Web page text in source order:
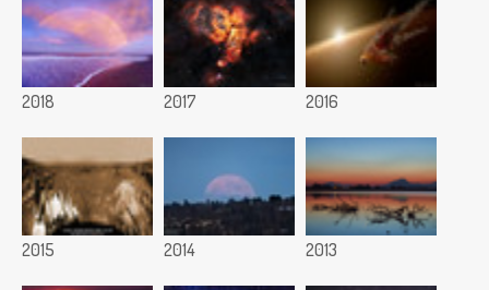
2018 2017 2016
2015 2014 2013